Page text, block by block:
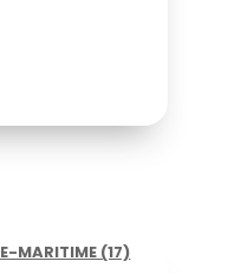
MARITIME (17)